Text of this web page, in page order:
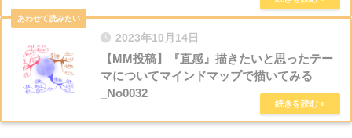
2023年10月14日
【MM投稿】『直感』描きたいと思ったテー
マについてマインドマップで描いてみる
_No0032